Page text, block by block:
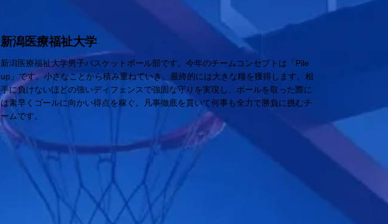
新潟医療福祉大学
新潟医療福祉大学男子バスケットボール部です。今年のチームコンセプトは「Pile
up」です。小さなことから積み重ねていき、最終的には大きな糧を獲得します。相
手に負けないほどの強いディフェンスで強固な守りを実現し、ボールを取った際に
は素早くゴールに向かい得点を稼ぐ。凡事徹底を貫いて何事も全力で勝負に挑むチ
ームです。